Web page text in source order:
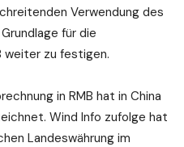
Verwendung des
für die
weiter zu festigen.
in RMB hat in China
Wind Info zufolge hat
Landeswährung im